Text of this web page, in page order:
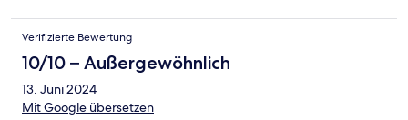
Verifizierte Bewertung
10/10 – Außergewöhnlich
13. Juni 2024
Mit Google übersetzen